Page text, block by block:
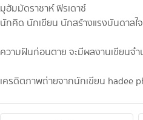
มุฮัมมัดราชาห์ ฟิรเดาซ์
นักคิด นักเขียน นักสร้างแรงบันดาลใจ
ความฝันก่อนตาย จะมีผลงานเขียนจำ
เครดิตภาพถ่ายจากนักเขียน hadee